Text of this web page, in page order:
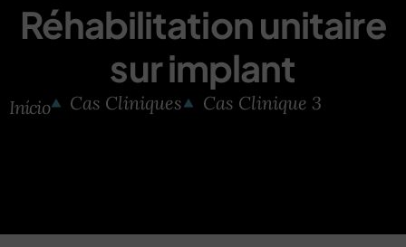
Réhabilitation unitaire
sur implant
Início Cas Cliniques Cas Clinique 3